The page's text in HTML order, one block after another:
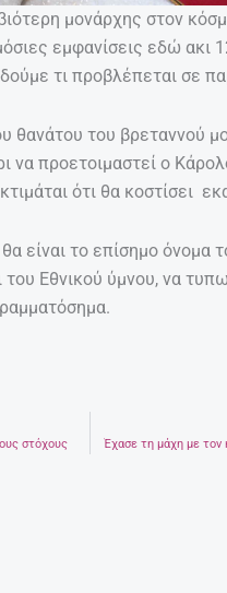
μονάρχης στον
εμφανίσεις εδώ ακι
τι προβλέπεται σε
θανάτου του βρεταννού
να προετοιμαστεί ο
ότι θα κοστίσει
είναι το επίσημο όνομα
του Εθνικού ύμνου, να
στόχους Έχασε τη μάχη με τον